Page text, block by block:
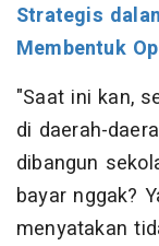
Strategis
Membentuk
"Saat ini kan,
di daerah-
dibangun
bayar nggak?
menyatakan